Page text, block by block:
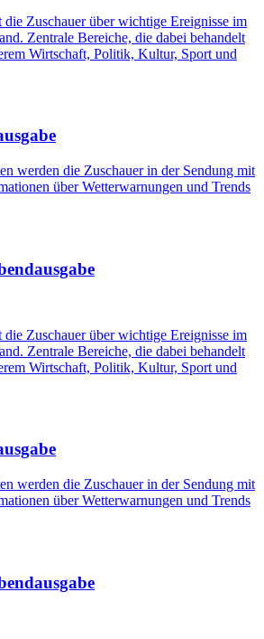
Zuschauer über wichtige Ereignisse im
Zentrale Bereiche, die dabei behandelt
Wirtschaft, Politik, Kultur, Sport und
werden die Zuschauer in der Sendung mit
über Wetterwarnungen und Trends
Zuschauer über wichtige Ereignisse im
Zentrale Bereiche, die dabei behandelt
Wirtschaft, Politik, Kultur, Sport und
werden die Zuschauer in der Sendung mit
über Wetterwarnungen und Trends